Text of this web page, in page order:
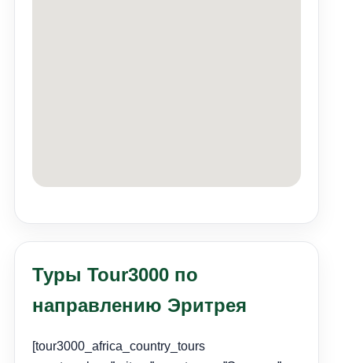
Туры Tour3000 по
направлению Эритрея
[tour3000_africa_country_tours